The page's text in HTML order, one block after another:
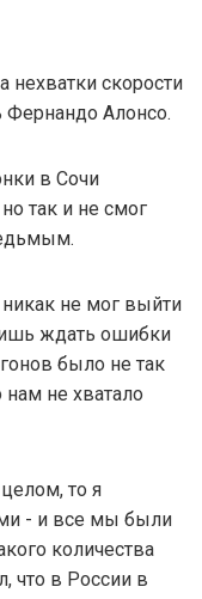
нехватки скорости
Фернандо Алонсо.
в Сочи
так и не смог
не мог выйти
ждать ошибки
было не так
не хватало
то я
- и все мы были
количества
что в России в